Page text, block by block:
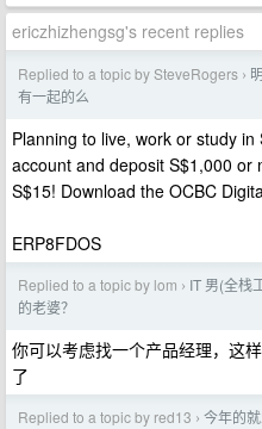
ericzhizhengsg's recent replies
Replied to a topic by SteveRogers ›
有一起的么
Planning to live, work or study
account and deposit S$1,000 or
S$15! Download the OCBC
ERP8FDOS
Replied to a topic by lom › IT 男(全栈
的老婆？
你可以考虑找一个产品经理，这
了
Replied to a topic by red13 › 今年的